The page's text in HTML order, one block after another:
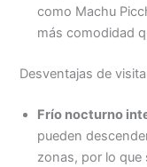
como Machu
más comodidad
Desventajas de
Frío nocturno
pueden
zonas, por lo que